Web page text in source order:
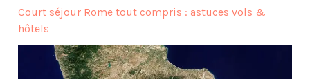
Court séjour Rome tout compris : astuces vols &
hôtels